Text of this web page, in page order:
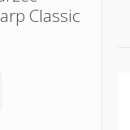
Classic